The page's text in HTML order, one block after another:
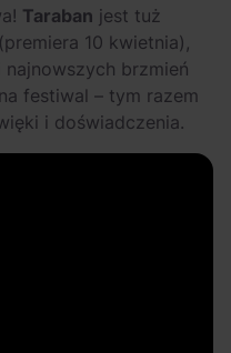
Taraban jest tuż
(premiera 10 kwietnia),
brzmień
festiwal – tym razem
i doświadczenia.